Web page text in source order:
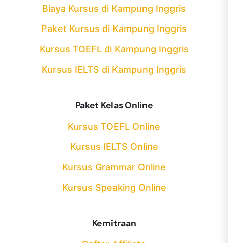
Biaya Kursus di Kampung Inggris
Paket Kursus di Kampung Inggris
Kursus TOEFL di Kampung Inggris
Kursus IELTS di Kampung Inggris
Paket Kelas Online
Kursus TOEFL Online
Kursus IELTS Online
Kursus Grammar Online
Kursus Speaking Online
Kemitraan